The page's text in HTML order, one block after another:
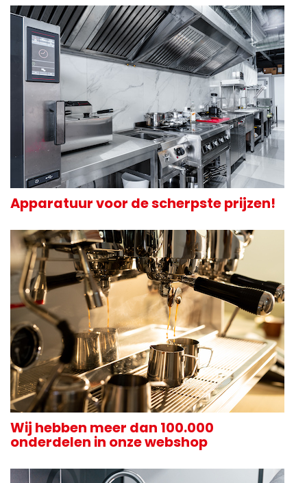
Apparatuur voor de scherpste prijzen!
Wij hebben meer dan 100.000
onderdelen in onze webshop